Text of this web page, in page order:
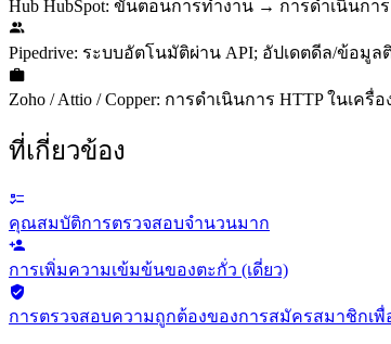
Hub HubSpot: ขั้นตอนการทำงาน → การดำเนินก
Pipedrive: ระบบอัตโนมัติผ่าน API; อัปเดตดีล/ข้อมู
Zoho / Attio / Copper: การดำเนินการ HTTP ในเ
ที่เกี่ยวข้อง
คุณสมบัติการตรวจสอบจำนวนมาก
การเพิ่มความเข้มข้นของตะกั่ว (เดี่ยว)
การตรวจสอบความถูกต้องของการสมัครสมาชิกเ